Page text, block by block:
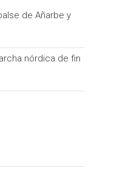
de Añarbe y
nórdica de fin